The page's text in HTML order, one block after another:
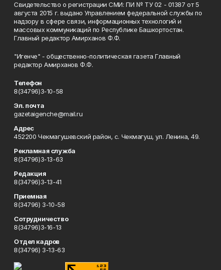
Свидетельство о регистрации СМИ: ПИ № ТУ 02 - 01387 от 5
августа 2015 г. выдано Управлением федеральной службы по
надзору в сфере связи, информационных технологий и
массовых коммуникаций по Республике Башкортостан.
Главный редактор Амирханов Ф.Ф.
"Игенче" - общественно-политическая газета Главный
редактор Амирханов Ф.Ф.
Телефон
8(34796)3-10-58
Эл. почта
gazetaigenche@mail.ru
Адрес
452200 Чекмагушевский район, с. Чекмагуш, ул. Ленина, 49.
Рекламная служба
8(34796)3-13-63
Редакция
8(34796)3-13-41
Приемная
8(34796) 3-10-58
Сотрудничество
8(34796)3-16-13
Отдел кадров
8(34796) 3-13-63